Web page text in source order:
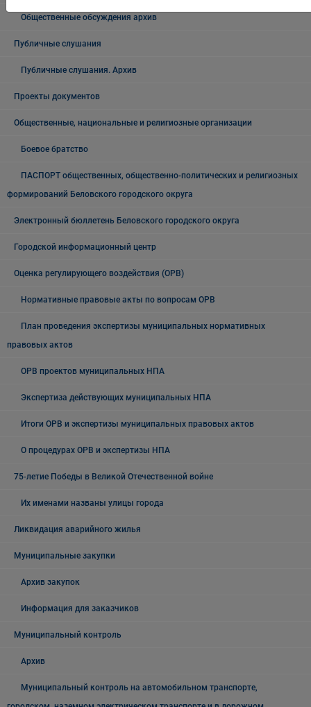
Общественные обсуждения архив
Публичные слушания
Публичные слушания. Архив
Проекты документов
Общественные, национальные и религиозные организации
Боевое братство
ПАСПОРТ общественных, общественно-политических и религиозных
формирований Беловского городского округа
Электронный бюллетень Беловского городского округа
Городской информационный центр
Оценка регулирующего воздействия (ОРВ)
Нормативные правовые акты по вопросам ОРВ
План проведения экспертизы муниципальных нормативных
правовых актов
ОРВ проектов муниципальных НПА
Экспертиза действующих муниципальных НПА
Итоги ОРВ и экспертизы муниципальных правовых актов
О процедурах ОРВ и экспертизы НПА
75-летие Победы в Великой Отечественной войне
Их именами названы улицы города
Ликвидация аварийного жилья
Муниципальные закупки
Архив закупок
Информация для заказчиков
Муниципальный контроль
Архив
Муниципальный контроль на автомобильном транспорте,